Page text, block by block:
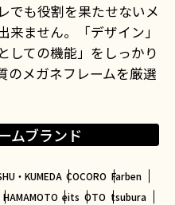
でも役割を果たせないメ
ません。「デザイン」
しての機能」をしっかり
のメガネフレームを厳選
ムブランド
・KUMEDA COCORO Farben
HAMAMOTO eits OTO tsubura